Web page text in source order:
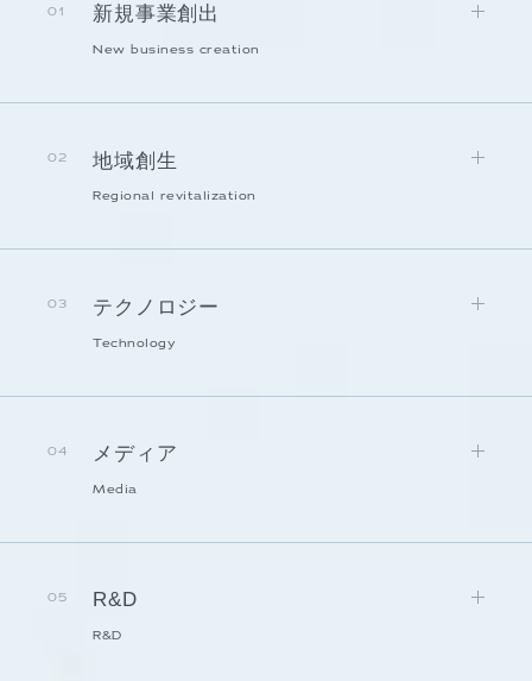
01 新規事業創出
New business creation
02 地域創生
Regional revitalization
03 テクノロジー
Technology
04 メディア
Media
05 R&D
R&D